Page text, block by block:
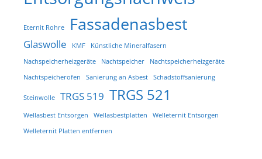
Eternit Rohre Fassadenasbest
Glaswolle KMF
Künstliche Mineralfasern
Nachspeicherheizgeräte
Nachtspeicher
Nachtspeicherheizgeräte
Nachtspeicherofen
Sanierung an Asbest Schadstoffsanierung
Steinwolle TRGS 519 TRGS 521
Wellasbest Entsorgen Wellasbestplatten
Welleternit Entsorgen
Welleternit Platten entfernen